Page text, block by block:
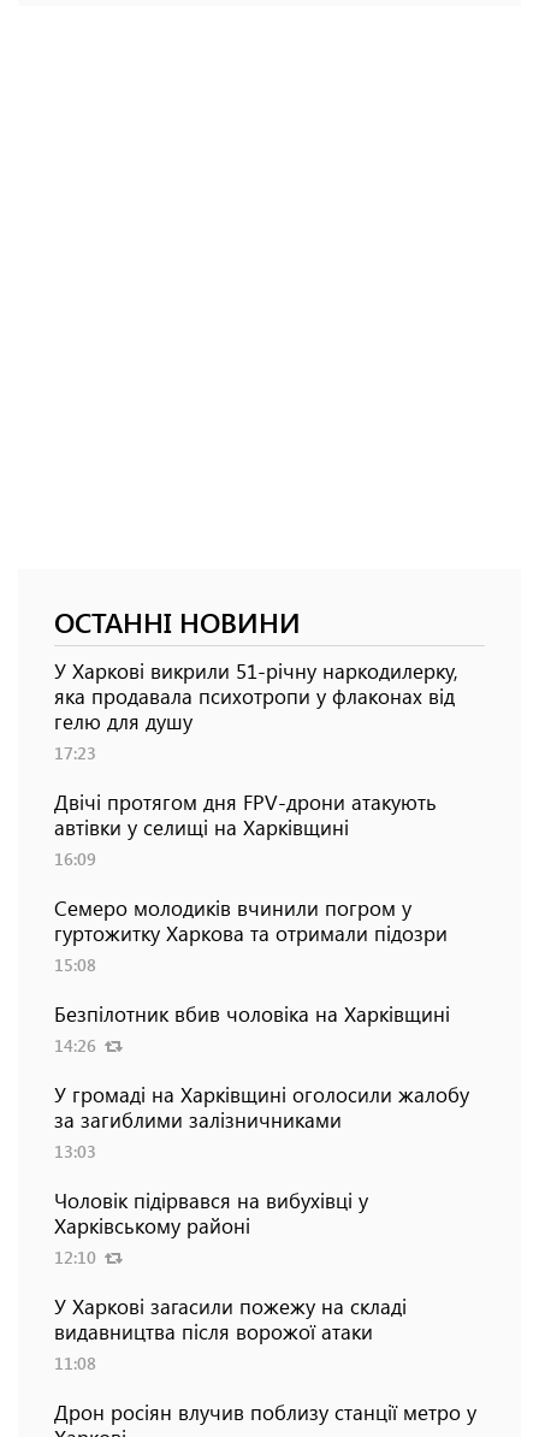
ОСТАННІ НОВИНИ
У Харкові викрили 51-річну наркодилерку,
яка продавала психотропи у флаконах від
гелю для душу
17:23
Двічі протягом дня FPV-дрони атакують
автівки у селищі на Харківщині
16:09
Семеро молодиків вчинили погром у
гуртожитку Харкова та отримали підозри
15:08
Безпілотник вбив чоловіка на Харківщині
14:26
У громаді на Харківщині оголосили жалобу
за загиблими залізничниками
13:03
Чоловік підірвався на вибухівці у
Харківському районі
12:10
У Харкові загасили пожежу на складі
видавництва після ворожої атаки
11:08
Дрон росіян влучив поблизу станції метро у